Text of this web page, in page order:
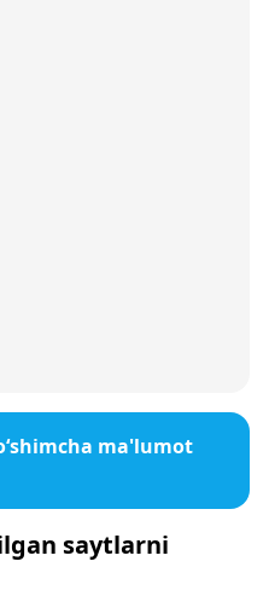
ma'lumot
saytlarni